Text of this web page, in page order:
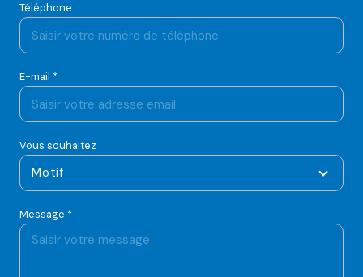
Téléphone
E-mail *
Vous souhaitez
Motif
Message *